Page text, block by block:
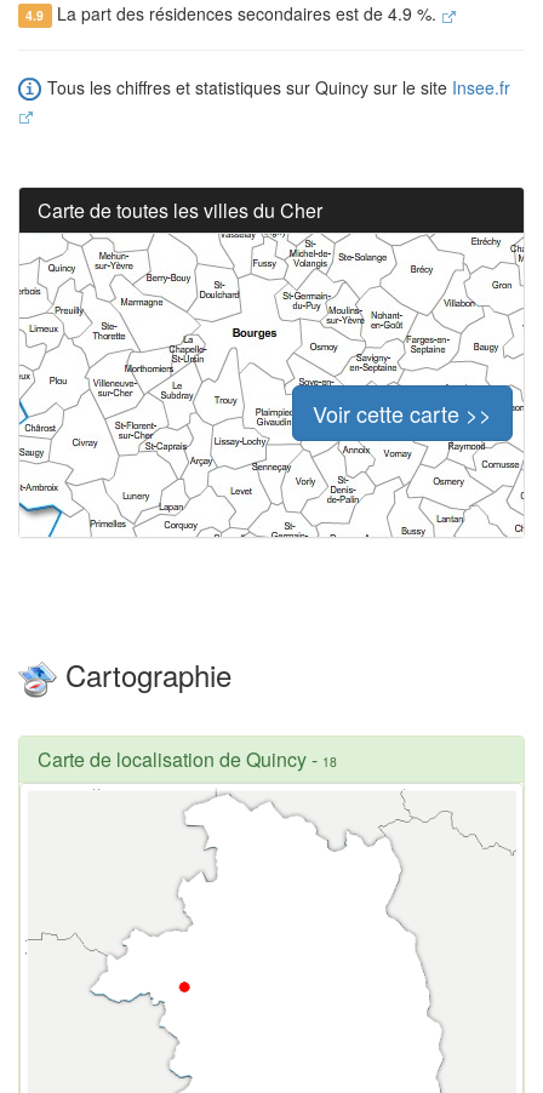
4.9 La part des résidences secondaires est de 4.9 %.
Tous les chiffres et statistiques sur Quincy sur le site Insee.fr
Carte de toutes les villes du Cher
Voir cette carte >>
Cartographie
Carte de localisation de Quincy- 18